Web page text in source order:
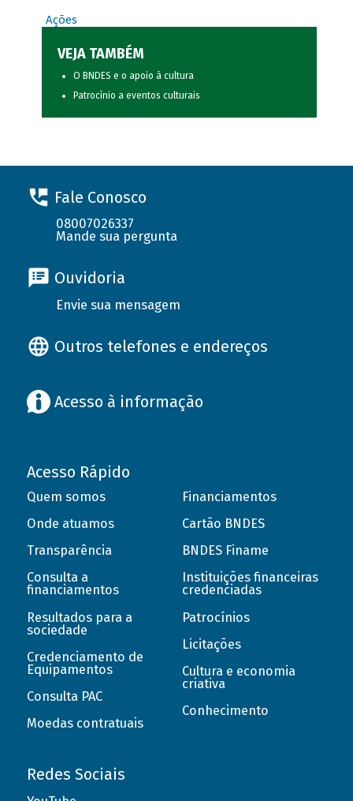
Ações
VEJA TAMBÉM
O BNDES e o apoio à cultura
Patrocínio a eventos culturais
Fale Conosco
08007026337
Mande sua pergunta
Ouvidoria
Envie sua mensagem
Outros telefones e endereços
Acesso à informação
Acesso Rápido
Quem somos
Onde atuamos
Transparência
Consulta a
financiamentos
Resultados para a
sociedade
Credenciamento de
Equipamentos
Consulta PAC
Moedas contratuais
Financiamentos
Cartão BNDES
BNDES Finame
Instituições financeiras
credenciadas
Patrocínios
Licitações
Cultura e economia
criativa
Conhecimento
Redes Sociais